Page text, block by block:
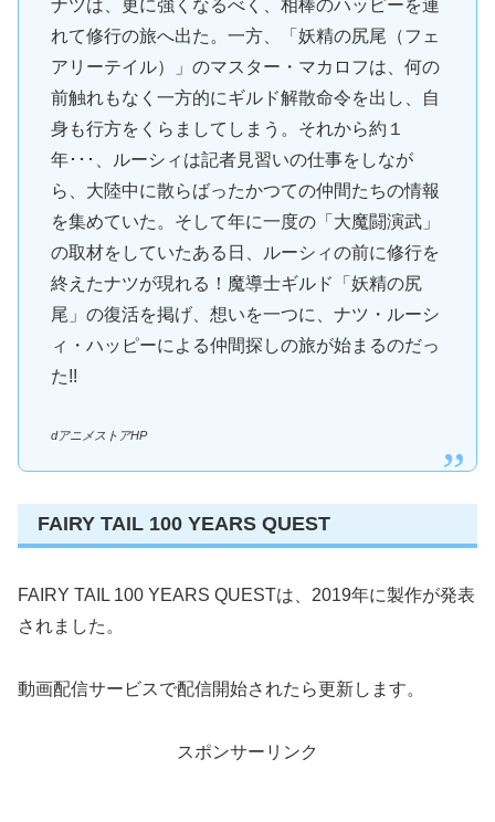
ナツは、更に強くなるべく、相棒のハッピーを連
れて修行の旅へ出た。一方、「妖精の尻尾（フェ
アリーテイル）」のマスター・マカロフは、何の
前触れもなく一方的にギルド解散命令を出し、自
身も行方をくらましてしまう。それから約１
年･･･、ルーシィは記者見習いの仕事をしなが
ら、大陸中に散らばったかつての仲間たちの情報
を集めていた。そして年に一度の「大魔闘演武」
の取材をしていたある日、ルーシィの前に修行を
終えたナツが現れる！魔導士ギルド「妖精の尻
尾」の復活を掲げ、想いを一つに、ナツ・ルーシ
ィ・ハッピーによる仲間探しの旅が始まるのだっ
た!!
dアニメストアHP
FAIRY TAIL 100 YEARS QUEST
FAIRY TAIL 100 YEARS QUESTは、2019年に製作が発表
されました。
動画配信サービスで配信開始されたら更新します。
スポンサーリンク